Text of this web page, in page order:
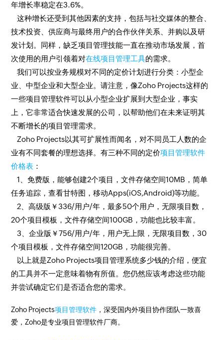
年增长率稳定在3.6%。
这种增长还受到其他因素的支持，包括与社交媒体的整合、
技术投资、供应商与最终用户的合作伙伴关系、并购以及研
发计划。同样，缺乏项目管理技能一直在推动市场发展，首
次使用的用户引领着对在线项目管理工具的需求。
我们可以按业务规模对不同的定价计划进行分类：小型企
业、中型企业和大型企业。请注意，像Zoho Projects这样的
一些项目管理软件可以从小型企业扩展到大型企业，事实
上，它非常适合快速发展的公司，以帮助他们在未来证明其
不断增长的项目管理需求。
Zoho Projects以其可扩展性而闻名，对不同员工人数的企
业有不同套餐的理想选择。有三种不同的定价项目管理软件
价格表 ：
1、免费版，能够创建2个项目，文件存储空间10MB，简单
任务追踪，查看甘特图，移动Apps(iOS,Android)等功能。
2、高级版￥336/用户/年，最多50个用户，无限项目数，
20个项目模板，文件存储空间100GB，功能也比较丰富。
3、企业版￥756/用户/年，用户无上限，无限项目数，30
个项目模板，文件存储空间120GB，功能很完善。
以上就是Zoho Projects项目管理系统多少钱的介绍，便宜
的工具并不一定意味着物有所值。您仍然应该考虑这些功能
并尝试确定它们是否适合您的需求。
Zoho Projects项目管理软件 ，深受国内外项目协作团队一致喜
爱，Zoho是专业项目管理软件厂商。